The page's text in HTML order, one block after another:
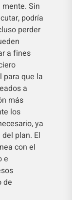
Sin
podría
perder
a fines
para que la
a
más
los
ya
plan. El
con el
e
de